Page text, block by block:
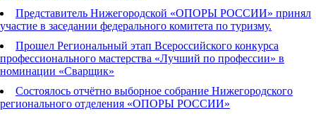
Представитель Нижегородской «ОПОРЫ РОССИИ» принял
участие в заседании федерального комитета по туризму.
Прошел Региональный этап Всероссийского конкурса
профессионального мастерства «Лучший по профессии» в
номинации «Сварщик»
Состоялось отчётно выборное собрание Нижегородского
регионального отделения «ОПОРЫ РОССИИ»